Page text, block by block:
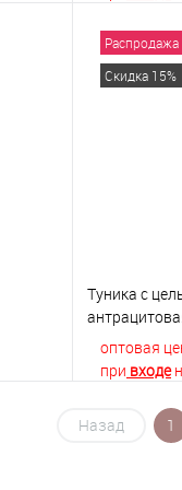
Распродажа
Скидка 15%
Туника с
оптовая
при входе
Назад 1